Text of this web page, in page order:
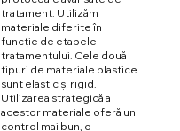
tratament. Utilizăm
materiale diferite în
funcție de etapele
tratamentului. Cele două
tipuri de materiale plastice
sunt elastic și rigid.
Utilizarea strategică a
acestor materiale oferă un
control mai bun, o